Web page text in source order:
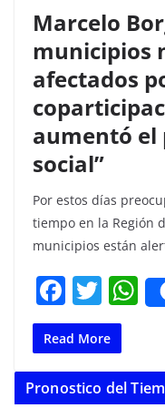
Marcelo
municipios
afectados
aumentó el
social”
Por estos días
tiempo en la Región
municipios están
F
a
c
e
T
w
itt
er
W
h
s
Read More
Pronostico del